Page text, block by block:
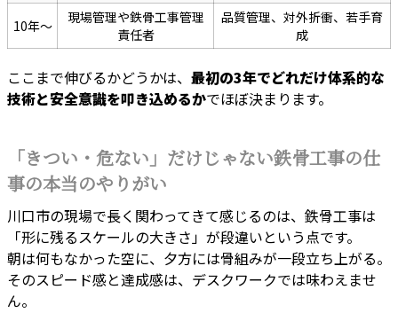
10年～
現場管理や鉄骨工事管理
責任者
品質管理、対外折衝、若手育
成
ここまで伸びるかどうかは、 最初の3年でどれだけ体系的な
技術と安全意識を叩き込めるかでほぼ決まります。
「きつい・危ない」だけじゃない鉄骨工事の仕
事の本当のやりがい
川口市の現場で長く関わってきて感じるのは、鉄骨工事は
「形に残るスケールの大きさ」が段違いという点です。
朝は何もなかった空に、夕方には骨組みが一段立ち上がる。
そのスピード感と達成感は、デスクワークでは味わえませ
ん。